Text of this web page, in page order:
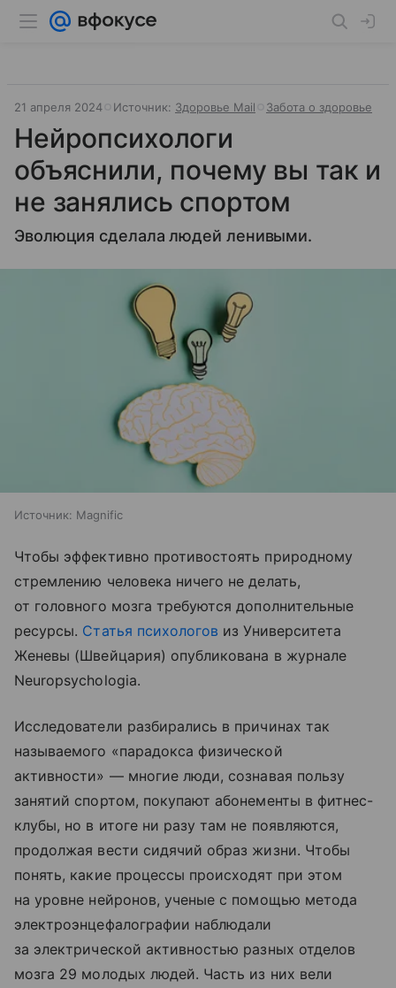
21 апреля 2024 Источник: Здоровье Mail Забота о здоровье
Нейропсихологи
объяснили, почему вы так и
не занялись спортом
Эволюция сделала людей ленивыми.
Источник: Magnific
Чтобы эффективно противостоять природному
стремлению человека ничего не делать,
от головного мозга требуются дополнительные
ресурсы. Статья психологов из Университета
Женевы (Швейцария) опубликована в журнале
Neuropsychologia.
Исследователи разбирались в причинах так
называемого «парадокса физической
активности» — многие люди, сознавая пользу
занятий спортом, покупают абонементы в фитнес-
клубы, но в итоге ни разу там не появляются,
продолжая вести сидячий образ жизни. Чтобы
понять, какие процессы происходят при этом
на уровне нейронов, ученые с помощью метода
электроэнцефалографии наблюдали
за электрической активностью разных отделов
мозга 29 молодых людей. Часть из них вели